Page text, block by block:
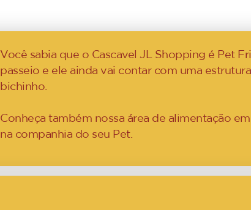
Você sabia que o Cascavel JL Shopping é Pet
passeio e ele ainda vai contar com uma
bichinho.
Conheça também nossa área de alimentação
na companhia do seu Pet.